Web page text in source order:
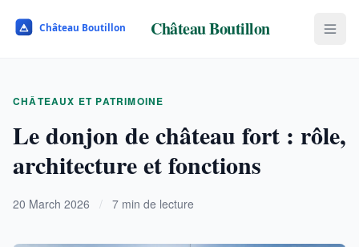
Château Boutillon
CHÂTEAUX ET PATRIMOINE
Le donjon de château fort : rôle,
architecture et fonctions
20 March 2026 / 7 min de lecture